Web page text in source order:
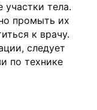
участки тела.
промыть их
к врачу.
следует
по технике